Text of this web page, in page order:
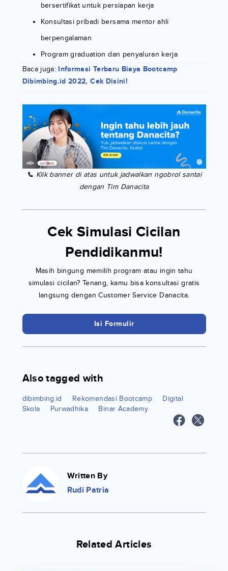
bersertifikat untuk persiapan kerja
Konsultasi pribadi bersama mentor ahli
berpengalaman
Program graduation dan penyaluran kerja
Baca juga: Informasi Terbaru Biaya Bootcamp
Dibimbing.id 2022, Cek Disini!
📞 Klik banner di atas untuk jadwalkan ngobrol santai
dengan Tim Danacita
Cek Simulasi Cicilan
Pendidikanmu!
Masih bingung memilih program atau ingin tahu
simulasi cicilan? Tenang, kamu bisa konsultasi gratis
langsung dengan Customer Service Danacita.
Isi Formulir
Also tagged with
dibimbing.id Rekomendasi Bootcamp
Digital
Skola
Purwadhika Binar Academy
Written By
Rudi Patria
Related Articles